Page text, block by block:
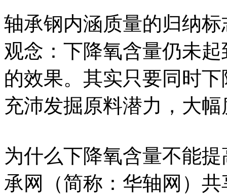
轴承钢内涵质量的归纳
观念：下降氧含量仍未
的效果。其实只要同时
充沛发掘原料潜力，大
为什么下降氧含量不能
承网（简称：华轴网）